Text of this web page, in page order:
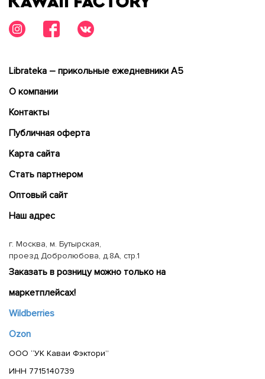
Librateka – прикольные ежедневники А5
О компании
Контакты
Публичная оферта
Карта сайта
Cтать партнером
Оптовый сайт
Наш адрес
г. Москва, м. Бутырская,
проезд Добролюбова, д.8А, стр.1
Заказать в розницу можно только на
маркетплейсах!
Wildberries
Ozon
ООО “УК Каваи Фэктори”
ИНН 7715140739